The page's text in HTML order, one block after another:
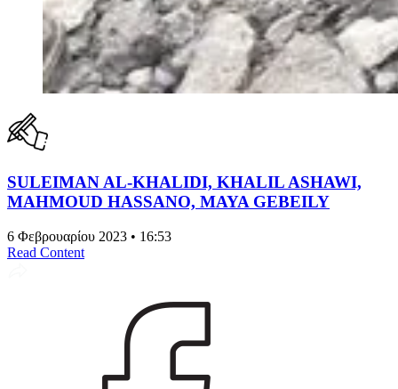
SULEIMAN AL-KHALIDI, KHALIL ASHAWI,
MAHMOUD HASSANO, MAYA GEBEILY
6 Φεβρουαρίου 2023 • 16:53
Read Content